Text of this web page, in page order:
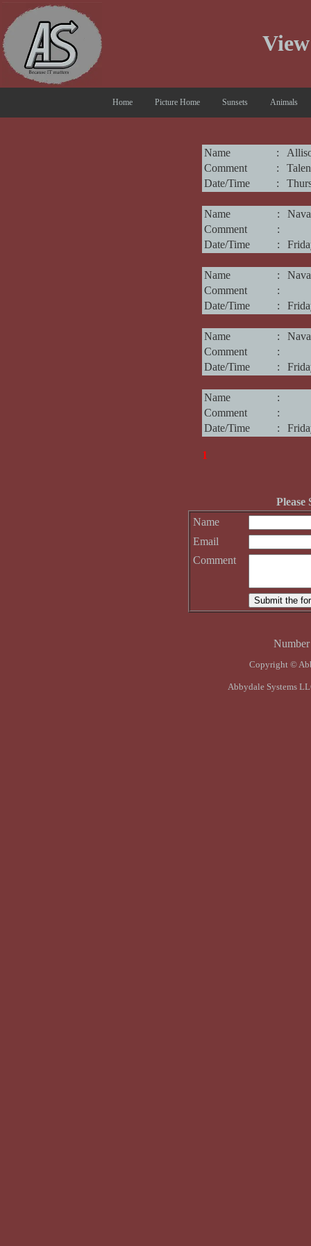
Home Picture Home Sunsets Animals
Name :
Comment
:
Date/Time
:
Name :
Comment
:
Date/Time
:
Name :
Comment
:
Date/Time
:
Name :
Comment
:
Date/Time
:
Name
:
Comment
:
Date/Time
:
1
Please
Name
Email
Comment
Submit the
Copyright ©
Abbydale Systems